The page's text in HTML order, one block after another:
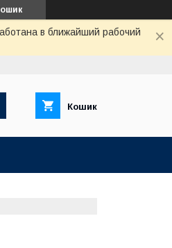
в ближайший рабочий
Кошик